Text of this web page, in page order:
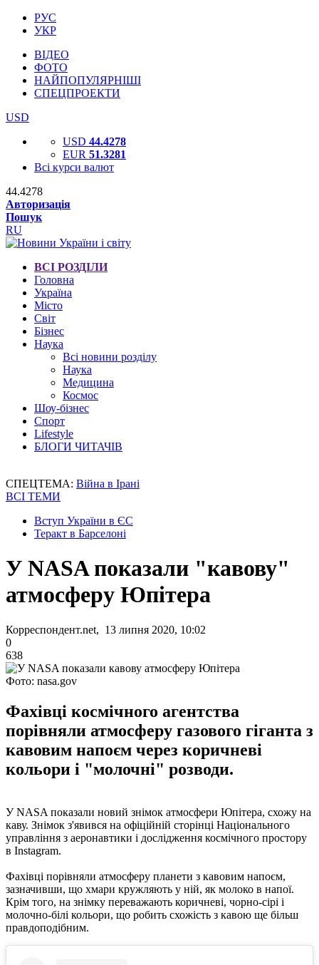
РУС
УКР
ВІДЕО
ФОТО
НАЙПОПУЛЯРНІШІ
СПЕЦПРОЕКТИ
USD
USD 44.4278
EUR 51.3281
Всі курси валют
44.4278
Авторизація
Пошук
RU
ВСІ РОЗДІЛИ
Головна
Україна
Місто
Світ
Бізнес
Наука
Всі новини розділу
Наука
Медицина
Космос
Шоу-бізнес
Спорт
Lifestyle
БЛОГИ ЧИТАЧІВ
СПЕЦТЕМА: Війна в Ірані
ВСІ ТЕМИ
Вступ України в ЄС
Теракт в Барселоні
У NASA показали "кавову"
атмосферу Юпітера
Корреспондент.net, 13 липня 2020, 10:02
0
638
Фото: nasa.gov
Фахівці космічного агентства
порівняли атмосферу газового гіганта з
кавовим напоєм через коричневі
кольори і "молочні" розводи.
У NASA показали новий знімок атмосфери Юпітера, схожу на
каву. Знімок з'явився на офіційній сторінці Національного
управління з аеронавтики і дослідження космічного простору
в Instagram.
Фахівці порівняли атмосферу планети з кавовим напоєм,
зазначивши, що хмари кружляють у ній, як молоко в напої.
Крім того, на знімку переважають коричневі, чорно-сірі і
молочно-білі кольори, що робить схожість з кавою ще більш
правдоподібним.